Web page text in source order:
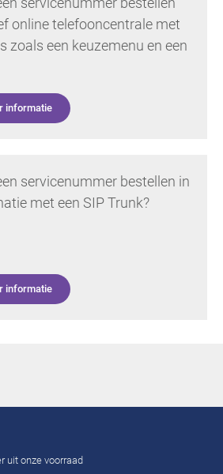
online telefooncentrale met
zoals een keuzemenu en een
informatie
servicenummer bestellen in
met een SIP Trunk?
informatie
uit onze voorraad